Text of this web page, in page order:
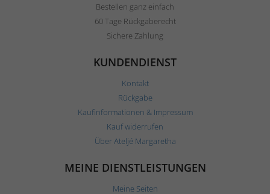
Bestellen ganz einfach
60 Tage Rückgaberecht
Sichere Zahlung
KUNDENDIENST
Kontakt
Rückgabe
Kaufinformationen & Impressum
Kauf widerrufen
Über Ateljé Margaretha
MEINE DIENSTLEISTUNGEN
Meine Seiten